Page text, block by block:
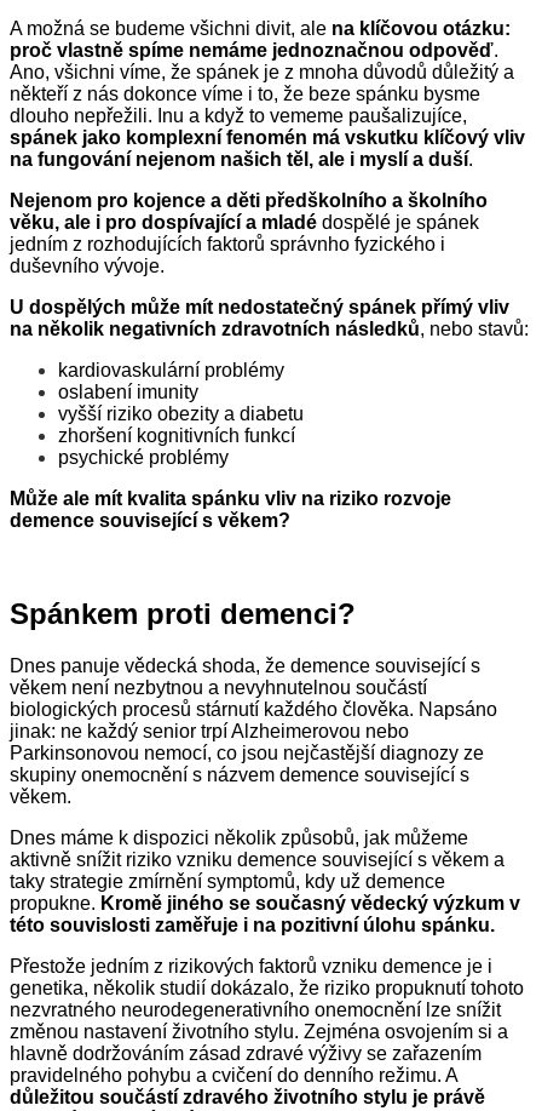
A možná se budeme všichni divit, ale na klíčovou otázku:
proč vlastně spíme nemáme jednoznačnou odpověď.
Ano, všichni víme, že spánek je z mnoha důvodů důležitý a
někteří z nás dokonce víme i to, že beze spánku bysme
dlouho nepřežili. Inu a když to vememe paušalizujíce,
spánek jako komplexní fenomén má vskutku klíčový vliv
na fungování nejenom našich těl, ale i myslí a duší.
Nejenom pro kojence a děti předškolního a školního
věku, ale i pro dospívající a mladé dospělé je spánek
jedním z rozhodujících faktorů správnho fyzického i
duševního vývoje.
U dospělých může mít nedostatečný spánek přímý vliv
na několik negativních zdravotních následků, nebo stavů:
kardiovaskulární problémy
oslabení imunity
vyšší riziko obezity a diabetu
zhoršení kognitivních funkcí
psychické problémy
Může ale mít kvalita spánku vliv na riziko rozvoje
demence související s věkem?
Spánkem proti demenci?
Dnes panuje vědecká shoda, že demence související s
věkem není nezbytnou a nevyhnutelnou součástí
biologických procesů stárnutí každého člověka. Napsáno
jinak: ne každý senior trpí Alzheimerovou nebo
Parkinsonovou nemocí, co jsou nejčastější diagnozy ze
skupiny onemocnění s názvem demence související s
věkem.
Dnes máme k dispozici několik způsobů, jak můžeme
aktivně snížit riziko vzniku demence související s věkem a
taky strategie zmírnění symptomů, kdy už demence
propukne. Kromě jiného se současný vědecký výzkum v
této souvislosti zaměřuje i na pozitivní úlohu spánku.
Přestože jedním z rizikových faktorů vzniku demence je i
genetika, několik studií dokázalo, že riziko propuknutí tohoto
nezvratného neurodegenerativního onemocnění lze snížit
změnou nastavení životního stylu. Zejména osvojením si a
hlavně dodržováním zásad zdravé výživy se zařazením
pravidelného pohybu a cvičení do denního režimu. A
důležitou součástí zdravého životního stylu je právě